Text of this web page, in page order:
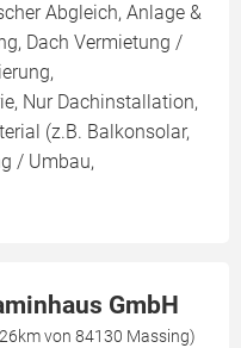
Abgleich, Anlage &
Dach Vermietung /
Nur Dachinstallation,
(z.B. Balkonsolar,
/ Umbau,
GmbH
von 84130 Massing)